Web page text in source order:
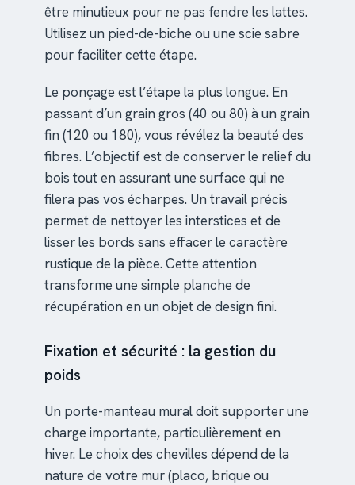
être minutieux pour ne pas fendre les lattes.
Utilisez un pied-de-biche ou une scie sabre
pour faciliter cette étape.
Le ponçage est l’étape la plus longue. En
passant d’un grain gros (40 ou 80) à un grain
fin (120 ou 180), vous révélez la beauté des
fibres. L’objectif est de conserver le relief du
bois tout en assurant une surface qui ne
filera pas vos écharpes. Un travail précis
permet de nettoyer les interstices et de
lisser les bords sans effacer le caractère
rustique de la pièce. Cette attention
transforme une simple planche de
récupération en un objet de design fini.
Fixation et sécurité : la gestion du
poids
Un porte-manteau mural doit supporter une
charge importante, particulièrement en
hiver. Le choix des chevilles dépend de la
nature de votre mur (placo, brique ou